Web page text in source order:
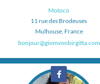
Motoco
11 rue des Brodeuses
Mulhouse, France
bonjour@giomvonbirgitta.com